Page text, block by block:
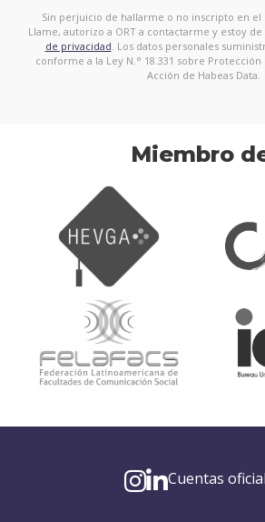
Sin perjuicio de hallarme o no inscripto en el
Llame, autorizo a ORT a contactarme y estoy
de privacidad . Los datos personales
conforme a la Ley N.° 18.331 sobre Protección
Acción de Habeas Data.
Miembro
Cuentas